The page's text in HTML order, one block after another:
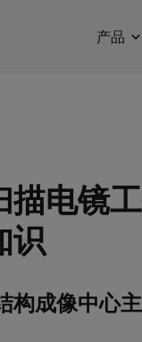
产品
描电镜
识
成像中心